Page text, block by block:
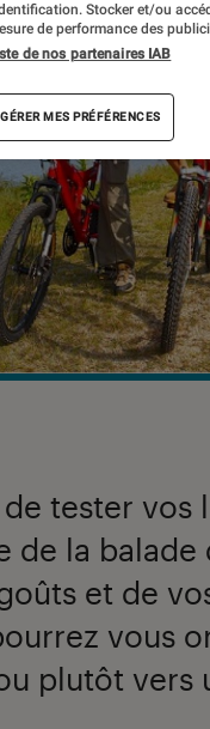
tester vos
de la balade
et de
vous
plutôt vers
Stocker et/ou
de performance des
de nos partenaires IAB
GÉRER MES PRÉFÉRENCES